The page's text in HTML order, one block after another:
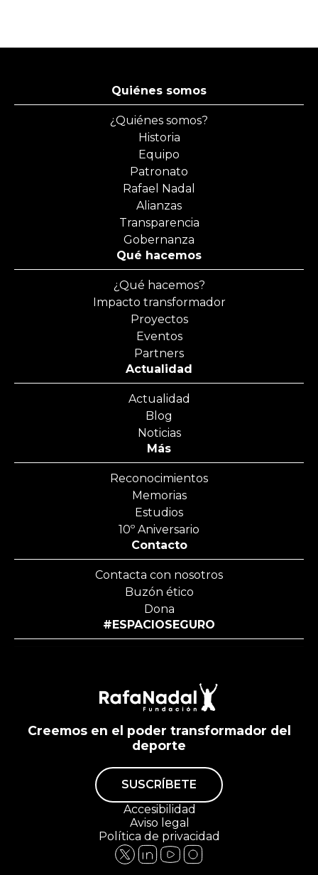
Quiénes somos
¿Quiénes somos?
Historia
Equipo
Patronato
Rafael Nadal
Alianzas
Transparencia
Gobernanza
Qué hacemos
¿Qué hacemos?
Impacto transformador
Proyectos
Eventos
Partners
Actualidad
Actualidad
Blog
Noticias
Más
Reconocimientos
Memorias
Estudios
10º Aniversario
Contacto
Contacta con nosotros
Buzón ético
Dona
#ESPACIOSEGURO
Creemos en el poder transformador del
deporte
SUSCRÍBETE
Accesibilidad
Aviso legal
Política de privacidad